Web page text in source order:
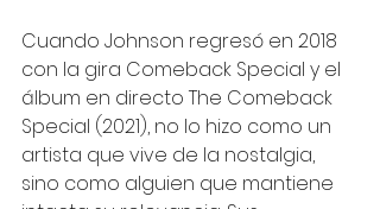
Cuando Johnson regresó en 2018
con la gira Comeback Special y el
álbum en directo The Comeback
Special (2021), no lo hizo como un
artista que vive de la nostalgia,
sino como alguien que mantiene